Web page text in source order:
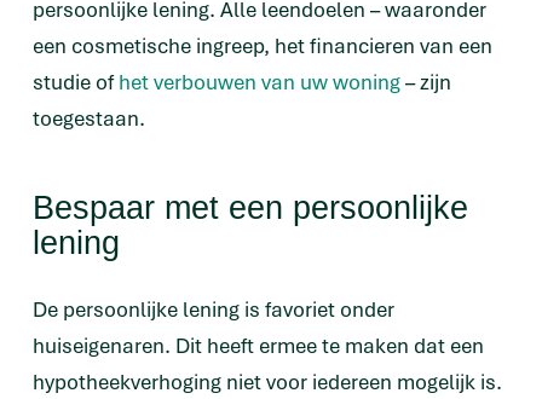
persoonlijke lening. Alle leendoelen – waaronder
een cosmetische ingreep, het financieren van een
studie ofhet verbouwen van uw woning– zijn
toegestaan.
Bespaar met een persoonlijke
lening
De persoonlijke lening is favoriet onder
huiseigenaren. Dit heeft ermee te maken dat een
hypotheekverhoging niet voor iedereen mogelijk is.